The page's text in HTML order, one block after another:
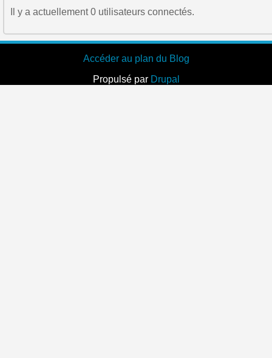
Il y a actuellement 0 utilisateurs connectés.
Accéder au plan du Blog
Propulsé par Drupal